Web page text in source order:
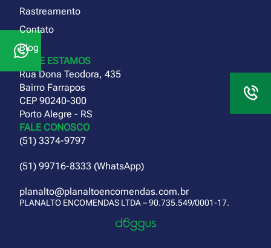
Rastreamento
Contato
Blog
ONDE ESTAMOS
Rua Dona Teodora, 435
Bairro Farrapos
CEP 90240-300
Porto Alegre - RS
FALE CONOSCO
(51) 3374-9797
(51) 99716-8333 (WhatsApp)
planalto@planaltoencomendas.com.br
PLANALTO ENCOMENDAS LTDA – 90.735.549/0001-17.